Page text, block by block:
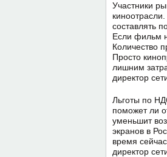
Участники
составлять
Если фильм
Количе­ство
Просто
лишним
директор
Льготы по
поможет ли
уменьшит
экранов в
время
директор